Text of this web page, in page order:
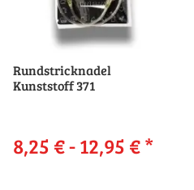
Rundstricknadel
Kunststoff 371
8,25 € -12,95 €*